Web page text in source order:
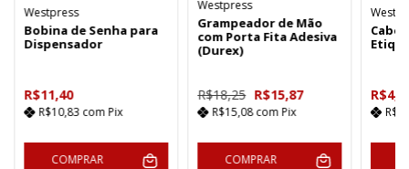
Westpress
Bobina de Senha para
Dispensador
R$11,40
R$10,83 com Pix
COMPRAR
Westpress
Grampeador de Mão
com Porta Fita Adesiva
(Durex)
R$18,25 R$15,87
R$15,08com Pix
COMPRAR